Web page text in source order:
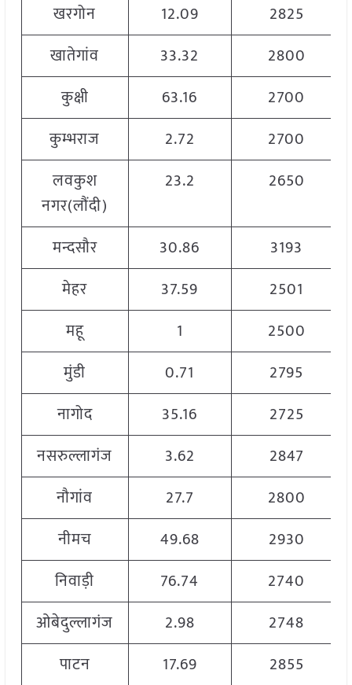
खरगोन
12.09
2825
खातेगांव
33.32
2800
कुक्षी
63.16
2700
कुम्भराज
2.72
2700
लवकुश
नगर(लौंदी)
23.2 2650
मन्दसौर 30.86
3193
मेहर
37.59
2501
महू
1
2500
मुंडी
0.71
2795
नागोद
35.16
2725
नसरुल्लागंज
3.62
2847
नौगांव
27.7
2800
नीमच
49.68
2930
निवाड़ी
76.74
2740
ओबेदुल्लागंज
2.98
2748
पाटन
17.69 2855